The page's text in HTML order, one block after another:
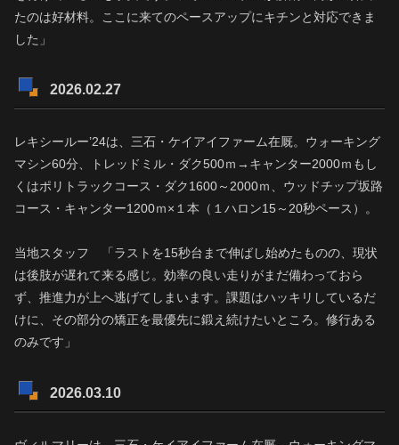
たのは好材料。ここに来てのペースアップにキチンと対応できま
した」
2026.02.27
レキシールー’24は、三石・ケイアイファーム在厩。ウォーキング
マシン60分、トレッドミル・ダク500ｍ→キャンター2000ｍもし
くはポリトラックコース・ダク1600～2000ｍ、ウッドチップ坂路
コース・キャンター1200ｍ×１本（１ハロン15～20秒ペース）。
当地スタッフ 「ラストを15秒台まで伸ばし始めたものの、現状
は後肢が遅れて来る感じ。効率の良い走りがまだ備わっておら
ず、推進力が上へ逃げてしまいます。課題はハッキリしているだ
けに、その部分の矯正を最優先に鍛え続けたいところ。修行ある
のみです」
2026.03.10